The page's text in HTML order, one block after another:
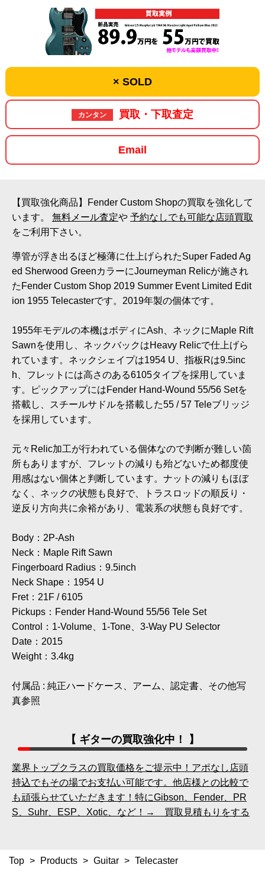
× SOLD
カンタン 買取・下取査定
Email
【買取強化商品】Fender Custom Shopの買取を強化して
います。 無料メール査定や 予約なしでも可能な店頭買取
をご利用下さい。
導管が浮き出るほど極薄に仕上げられたSuper Faded Ag
ed Sherwood GreenカラーにJourneyman Relicが施され
たFender Custom Shop 2019 Summer Event Limited Edit
ion 1955 Telecasterです。2019年製の個体です。
1955年モデルの本機はボディにAsh、ネックにMaple Rift
Sawnを使用し、ネックバックはHeavy Relicで仕上げら
れています。ネックシェイプは1954 U、指板Rは9.5inc
h、フレットには高さのある6105タイプを採用していま
す。ピックアップにはFender Hand-Wound 55/56 Setを
搭載し、スチールサドルを搭載した55 / 57 Teleブリッジ
を採用しています。
元々Relic加工が行われている個体なので判断が難しい箇
所もありますが、フレットの減りも殆どないため都度使
用感はない個体と判断しています。ナットの減りもほぼ
なく、ネックの状態も良好で、トラスロッドの順反り・
逆反り方向共に余裕があり、電装系の状態も良好です。
Body：2P-Ash
Neck：Maple Rift Sawn
Fingerboard Radius：9.5inch
Neck Shape：1954 U
Fret：21F / 6105
Pickups：Fender Hand-Wound 55/56 Tele Set
Control：1-Volume、1-Tone、3-Way PU Selector
Date：2015
Weight：3.4kg
付属品 : 純正ハードケース、アーム、認定書、その他写
真参照
【 ギターの買取強化中！ 】
業界トップクラスの買取価格をご提示中！アポなし店頭
持込でもその場でお支払い可能です。他店様との比較で
も頑張らせていただきます！特にGibson、Fender、PR
S、Suhr、ESP、Xotic、など！→ 買取見積もりをする
Top > Products > Guitar > Telecaster